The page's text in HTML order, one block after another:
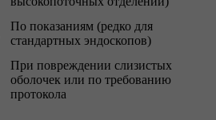
По показаниям (редко для
стандартных эндоскопов)
При повреждении слизистых
оболочек или по требованию
протокола